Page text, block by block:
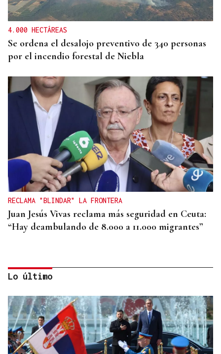
4.000 HECTÁREAS
Se ordena el desalojo preventivo de 340 personas
por el incendio forestal de Niebla
RECLAMA "BLINDAR" LA FRONTERA
Juan Jesús Vivas reclama más seguridad en Ceuta:
“Hay deambulando de 8.000 a 11.000 migrantes”
Lo último